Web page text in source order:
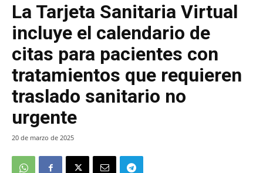
La Tarjeta Sanitaria Virtual
incluye el calendario de
citas para pacientes con
tratamientos que requieren
traslado sanitario no
urgente
20 de marzo de 2025